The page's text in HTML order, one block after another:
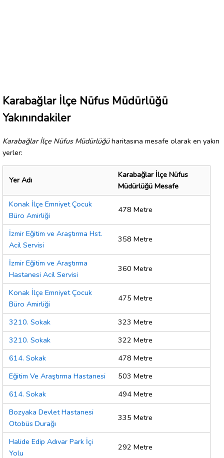
Karabağlar İlçe Nüfus Müdürlüğü
Yakınındakiler
Karabağlar İlçe Nüfus Müdürlüğüharitasına mesafe olarak en yakın
yerler:
Yer Adı
Karabağlar İlçe Nüfus
Müdürlüğü Mesafe
Konak İlçe Emniyet Çocuk
Büro Amirliği
478 Metre
İzmir Eğitim ve Araştırma Hst.
Acil Servisi
358 Metre
İzmir Eğitim ve Araştırma
Hastanesi Acil Servisi
360 Metre
Konak İlçe Emniyet Çocuk
Büro Amirliği
475 Metre
3210. Sokak
323 Metre
3210. Sokak
322 Metre
614. Sokak
478 Metre
Eğitim Ve Araştırma Hastanesi
503 Metre
614. Sokak
494 Metre
Bozyaka Devlet Hastanesi
Otobüs Durağı
335 Metre
Halide Edip Adıvar Park İçi
Yolu
292 Metre